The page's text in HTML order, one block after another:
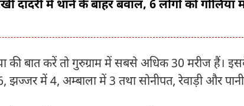
दादरी में थाने के बाहर बवाल, 6 लोगों को गोलियां
की बात करें तो गुरुग्राम में सबसे अधिक 30 मरीज हैं।
में 4, अम्बाला में 3 तथा सोनीपत, रेवाड़ी और